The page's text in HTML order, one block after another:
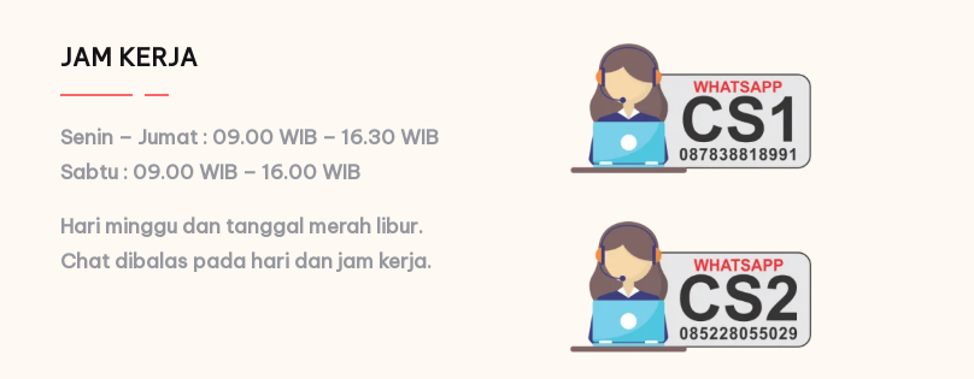
JAM KERJA
Senin – Jumat : 09.00 WIB – 16.30 WIB
Sabtu : 09.00 WIB – 16.00 WIB
Hari minggu dan tanggal merah libur.
Chat dibalas pada hari dan jam kerja.